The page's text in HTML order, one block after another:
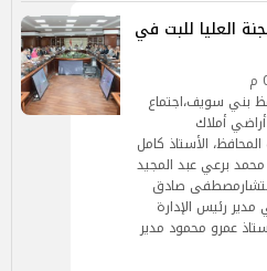
العليا للبت في
بني سويف،اجتماع
أملاك
الأستاذ كامل
برعي عبد المجيد
صادق
رئيس الإدارة
عمرو محمود مدير